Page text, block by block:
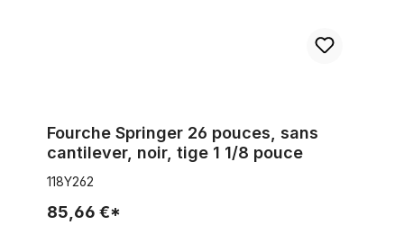
Fourche Springer 26 pouces, sans
cantilever, noir, tige 1 1/8 pouce
118Y262
85,66 €*